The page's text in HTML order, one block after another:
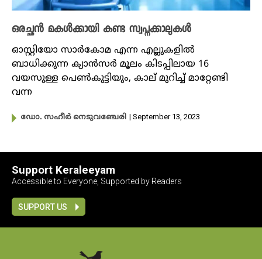
ഒരച്ഛൻ മകൾക്കായി കണ്ട സ്വപ്നക്കാലുകൾ
ഓസ്റ്റിയോ സാർകോമ എന്ന എല്ലുകളിൽ
ബാധിക്കുന്ന ക്യാൻസർ മൂലം കിടപ്പിലായ 16
വയസുള്ള പെൺകുട്ടിയും, കാല് മുറിച്ച് മാറ്റേണ്ടി
വന്ന
ഡോ. സഹീർ നെടുവഞ്ചേരി | September 13, 2023
Support Keraleeyam
Accessible to Everyone, Supported by Readers
SUPPORT US